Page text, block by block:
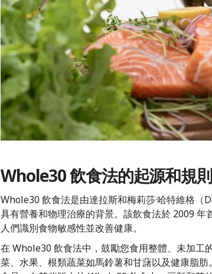
Whole30 飲食法的起源和規則
Whole30 飲食法是由達拉斯和梅莉莎·哈特維格
具有營養和物理治療的背景。該飲食法於 2009
人們識別食物敏感性並改善健康。
在 Whole30 飲食法中，鼓勵您食用整體、未加工
菜、水果、根類蔬菜如馬鈴薯和甘藷以及健康脂